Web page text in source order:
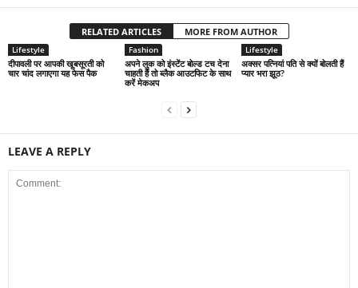
RELATED ARTICLES MORE FROM AUTHOR
Lifestyle
दीपावली पर आपकी खूबसूरती को
चार चांद लगाएगा यह फेस पैक
Fashion
अपने लुक को इंस्टेंट बोल्ड टच देना
चाहती हैं तो ब्लैक आउटफिट के साथ
करें मेकअप
Lifestyle
अक्सर पत्नियां पति से क्यों बोलती हैं
प्यार भरा झूठ?
LEAVE A REPLY